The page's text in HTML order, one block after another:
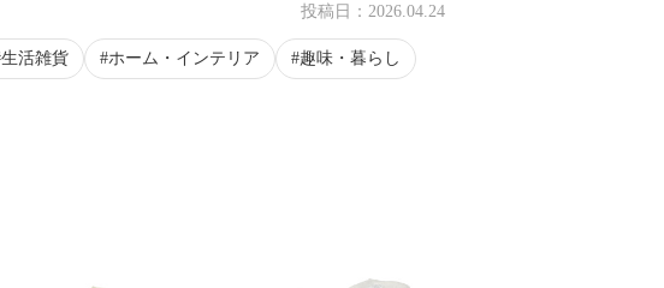
投稿日： 2026.04.24
生活雑貨 ホーム・インテリア 趣味・暮らし